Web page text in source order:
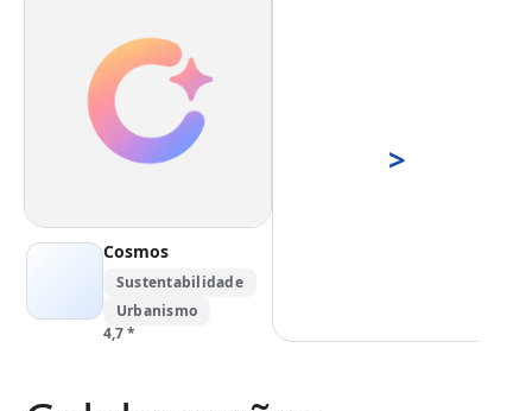
Cosmos
Sustentabilidade
Urbanismo
4,7*
>